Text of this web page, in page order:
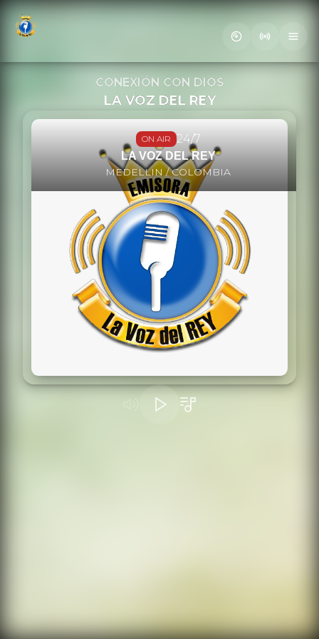
CONEXIÓN CON DIOS
LA VOZ DEL REY
ON AIR 24/7
LA VOZ DEL REY
MEDELLIN / COLOMBIA
Letra